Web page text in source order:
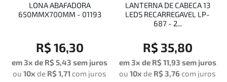
LONA ABAFADORA
650MMX700MM - 01193
R$ 16,30
em 3x de R$ 5,43 sem juros
ou 10x de R$ 1,71 com juros
LANTERNA DE CABECA 13
LEDS RECARREGAVEL LP-
687 - 2...
R$ 35,80
em 3x de R$ 11,93 sem juros
ou 10x de R$ 3,76 com juros